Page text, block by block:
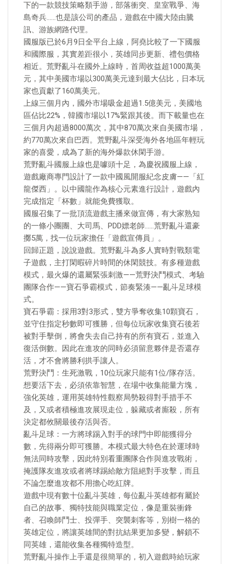
下的一款競技策略類手游，部落衝突、皇室戰爭、海
島奇兵……也是該公司的產品，遊戲在中國大陸由騰
訊、游族網路代理。
國服版已於6月9日全平台上線，阿堯比較了一下國服
和國際服，其實差距很小，英雄同步更新、禮包價格
相近。荒野亂斗在國外上線時，首周收益超1000萬美
元，其中美國市場以300萬美元達到最大佔比，日本玩
家也貢獻了160萬美元。
上線三個月內，國外市場吸金超過1.5億美元，美國地
區佔比22%，韓國市場以17%緊跟其後。而下載量也在
三個月內超過8000萬次，其中870萬次來自美國市場，
約770萬次來自巴西。荒野亂斗深受海外各地區年輕玩
家的喜愛，成為了新的海外爆款休閑手游。
荒野亂斗國服上線也是噱頭十足，為慶祝國服上線，
遊戲廠商專門設計了一款中國風開服紀念皮膚——「紅
龍傑西」。以中國龍作為核心元素進行設計，遊戲內
完成指定「杯數」就能免費獲取。
國服召集了一批頂流遊戲主播來做宣傳，有大家熟知
的一條小團團、大司馬、PDD嫖老師……荒野亂斗還豪
擲5萬，找一位玩家擔任「遊戲宣傳員」。
回歸正題，說說遊戲。荒野亂斗為多人實時對戰類電
子遊戲，主打閑暇碎片時間的休閑競技。有多種遊戲
模式，最火爆的還屬緊張刺激——荒野決鬥模式、考驗
團隊合作——寶石爭霸模式，節奏緊湊——亂斗足球模
式。
寶石爭霸：採用3對3形式，雙方爭奪收集10顆寶石，
並守住指定秒數即可獲勝，但每位玩家收集寶石後若
被對手擊倒，將會失去自己持有的所有寶石，並進入
復活倒數。因此在進攻的同時必須留意夥伴是否還存
活，才不會將勝利拱手讓人。
荒野決鬥：生死激戰，10位玩家只能有1位/隊存活。
想要活下去，必須依靠智慧，在場中收集能量方塊，
強化英雄，運用英雄特性觀察局勢殺得對手措手不
及，又或者積極進攻展現走位，躲藏或者廝殺，所有
決定都攸關最後存活與否。
亂斗足球：一方將球踢入對手的球門中即能獲得分
數，先得兩分即可獲勝。本模式最大特色在於運球時
無法同時攻擊，因此特別看重團隊合作與進攻戰術，
掩護隊友進攻或者將球踢給敵方阻絕對手攻擊，而且
不論怎麼進攻都不用擔心吃紅牌。
遊戲中現有數十位亂斗英雄，每位亂斗英雄都有屬於
自己的故事、獨特技能與職業定位，像是重裝衝鋒
者、召喚師鬥士、投彈手、突襲刺客等，別樹一格的
英雄定位，將讓英雄間的對抗結果更加多變，解鎖不
同英雄，還能收集各種獨特造型。
荒野亂斗操作上手還是很簡單的，初入遊戲時給玩家